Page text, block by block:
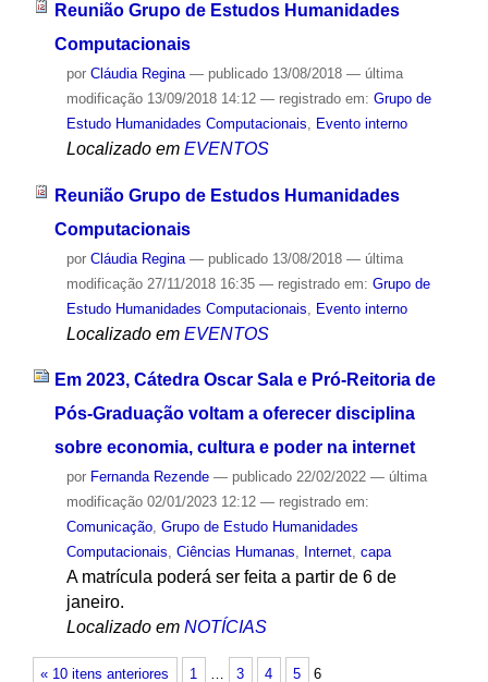
Reunião Grupo de Estudos Humanidades
Computacionais
por Cláudia Regina — publicado13/08/2018 — última
modificação13/09/2018 14:12 — registrado em: Grupo de
Estudo Humanidades Computacionais, Evento interno
Localizado em EVENTOS
Reunião Grupo de Estudos Humanidades
Computacionais
por Cláudia Regina — publicado13/08/2018 — última
modificação27/11/2018 16:35 — registrado em: Grupo de
Estudo Humanidades Computacionais
Evento interno
Localizado em EVENTOS
Em 2023, Cátedra Oscar Sala e Pró-Reitoria de
Pós-Graduação voltam a oferecer disciplina
sobre economia, cultura e poder na internet
por Fernanda Rezende — publicado22/02/2022 — última
modificação02/01/2023 12:12 — registrado em:
Comunicação, Grupo de Estudo Humanidades
Computacionais, Ciências Humanas, Internet, capa
A matrícula poderá ser feita a partir de 6 de
janeiro.
Localizado em NOTÍCIAS
« 10 itens anteriores 1 3 4 5 6